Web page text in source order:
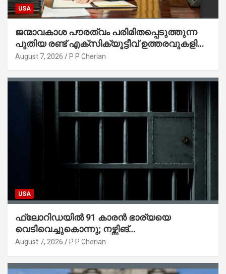
USA
ജന്മാവകാശ പൗരത്വം പരിമിതപ്പെടുത്തുന്ന
പുതിയ രണ്ട് എക്സിക്യൂട്ടീവ് ഉത്തരവുകളിൽ
ട്രംപ് ഒപ്പുവെച്ചു
August 7, 2026 P P Cherian
USA
ഫ്ലോറിഡയിൽ 91 കാരൻ ഭാര്യയെ
വെടിവെച്ചുകൊന്നു; നഴ്സിങ്
ഹോമിലാക്കില്ലെന്ന് നൽകിയ വാഗ്ദാനം
August 7, 2026 P P Cherian